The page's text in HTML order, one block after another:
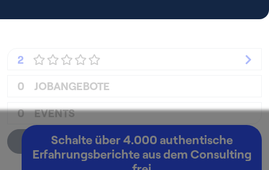
2
0 JOBANGEBOTE
0 EVENTS
Unternehmensprofil
Schalte über 4.000 authentische
Erfahrungsberichte aus dem Consulting